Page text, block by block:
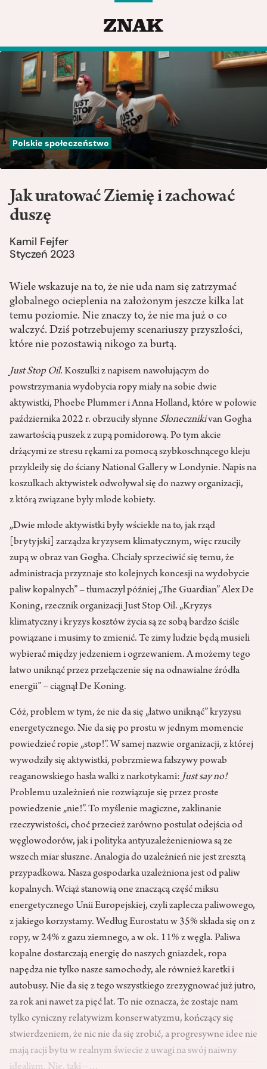
Polskie społeczeństwo
Jak uratować Ziemię i zachować
duszę
Kamil Fejfer
Styczeń 2023
Wiele wskazuje na to, że nie uda nam się zatrzymać
globalnego ocieplenia na założonym jeszcze kilka lat
temu poziomie. Nie znaczy to, że nie ma już o co
walczyć. Dziś potrzebujemy scenariuszy przyszłości,
które nie pozostawią nikogo za burtą.
Just Stop Oil. Koszulki z napisem nawołującym do
powstrzymania wydobycia ropy miały na sobie dwie
aktywistki, Phoebe Plummer i Anna Holland, które w połowie
października 2022 r. obrzuciły słynne Słonecznikivan Gogha
zawartością puszek z zupą pomidorową. Po tym akcie
drżącymi ze stresu rękami za pomocą szybkoschnącego kleju
przykleiły się do ściany National Gallery w Londynie. Napis na
koszulkach aktywistek odwoływał się do nazwy organizacji,
z którą związane były młode kobiety.
„Dwie młode aktywistki były wściekłe na to, jak rząd
[brytyjski] zarządza kryzysem klimatycznym, więc rzuciły
zupą w obraz van Gogha. Chciały sprzeciwić się temu, że
administracja przyznaje sto kolejnych koncesji na wydobycie
paliw kopalnych” – tłumaczył później „The Guardian” Alex De
Koning, rzecznik organizacji Just Stop Oil. „Kryzys
klimatyczny i kryzys kosztów życia są ze sobą bardzo ściśle
powiązane i musimy to zmienić. Te zimy ludzie będą musieli
wybierać między jedzeniem i ogrzewaniem. A możemy tego
łatwo uniknąć przez przełączenie się na odnawialne źródła
energii” – ciągnął De Koning.
Cóż, problem w tym, że nie da się „łatwo uniknąć” kryzysu
energetycznego. Nie da się po prostu w jednym momencie
powiedzieć ropie „stop!”. W samej nazwie organizacji, z której
wywodziły się aktywistki, pobrzmiewa fałszywy powab
reaganowskiego hasła walki z narkotykami: Just say no!
Problemu uzależnień nie rozwiązuje się przez proste
powiedzenie „nie!”. To myślenie magiczne, zaklinanie
rzeczywistości, choć przecież zarówno postulat odejścia od
węglowodorów, jak i polityka antyuzależenieniowa są ze
wszech miar słuszne. Analogia do uzależnień nie jest zresztą
przypadkowa. Nasza gospodarka uzależniona jest od paliw
kopalnych. Wciąż stanowią one znaczącą część miksu
energetycznego Unii Europejskiej, czyli zaplecza paliwowego,
z jakiego korzystamy. Według Eurostatu w 35% składa się on z
ropy, w 24% z gazu ziemnego, a w ok. 11% z węgla. Paliwa
kopalne dostarczają energię do naszych gniazdek, ropa
napędza nie tylko nasze samochody, ale również karetki i
autobusy. Nie da się z tego wszystkiego zrezygnować już jutro,
za rok ani nawet za pięć lat. To nie oznacza, że zostaje nam
tylko cyniczny relatywizm konserwatyzmu, kończący się
stwierdzeniem, że nic nie da się zrobić, a progresywne idee nie
mają racji bytu w realnym świecie z uwagi na swój naiwny